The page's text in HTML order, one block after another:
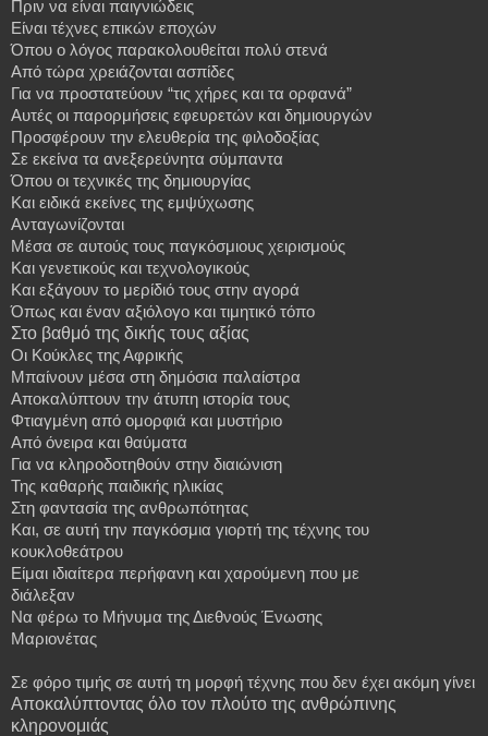
Πριν να είναι παιγνιώδεις
Είναι τέχνες επικών εποχών
Όπου ο λόγος παρακολουθείται πολύ στενά
Από τώρα χρειάζονται ασπίδες
Για να προστατεύουν “τις χήρες και τα ορφανά”
Αυτές οι παρορμήσεις εφευρετών και δημιουργών
Προσφέρουν την ελευθερία της φιλοδοξίας
Σε εκείνα τα ανεξερεύνητα σύμπαντα
Όπου οι τεχνικές της δημιουργίας
Και ειδικά εκείνες της εμψύχωσης
Ανταγωνίζονται
Μέσα σε αυτούς τους παγκόσμιους χειρισμούς
Και γενετικούς και τεχνολογικούς
Και εξάγουν το μερίδιό τους στην αγορά
Όπως και έναν αξιόλογο και τιμητικό τόπο
Στο βαθμό της δικής τους αξίας
Οι Κούκλες της Αφρικής
Μπαίνουν μέσα στη δημόσια παλαίστρα
Αποκαλύπτουν την άτυπη ιστορία τους
Φτιαγμένη από ομορφιά και μυστήριο
Από όνειρα και θαύματα
Για να κληροδοτηθούν στην διαιώνιση
Της καθαρής παιδικής ηλικίας
Στη φαντασία της ανθρωπότητας
Και, σε αυτή την παγκόσμια γιορτή της τέχνης του
κουκλοθεάτρου
Είμαι ιδιαίτερα περήφανη και χαρούμενη που με
διάλεξαν
Να φέρω το Μήνυμα τηςΔιεθνούς Ένωσης
Μαριονέτας
Σε φόρο τιμής σε αυτή τη μορφή τέχνης που δεν έχει ακόμη γίνει
Αποκαλύπτοντας όλο τον πλούτο της ανθρώπινης
κληρονομιάς